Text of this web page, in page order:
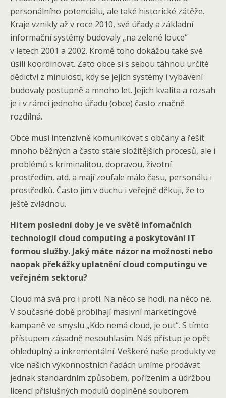
personálního potenciálu, ale také historické zátěže.
Kraje vznikly až v roce 2010, své úřady a základní
informační systémy budovaly „na zelené louce“
v letech 2001 a 2002. Kromě toho dokážou také své
úsilí koordinovat. Zato obce si s sebou táhnou určité
dědictví z minulosti, kdy se jejich systémy i vybavení
budovaly postupně a mnoho let. Jejich kvalita a rozsah
je i v rámci jednoho úřadu (obce) často značně
rozdílná.
Obce musí intenzivně komunikovat s občany a řešit
mnoho běžných a často stále složitějších procesů, ale i
problémů s kriminalitou, dopravou, životní
prostředím, atd. a mají zoufale málo času, personálu i
prostředků. Často jim v duchu i veřejně děkuji, že to
ještě zvládnou.
Hitem poslední doby je ve světě infomačních
technologií cloud computing a poskytování IT
formou služby. Jaký máte názor na možnosti nebo
naopak překážky uplatnění cloud computingu ve
veřejném sektoru?
Cloud má svá pro i proti. Na něco se hodí, na něco ne.
V současné době probíhají masivní marketingové
kampaně ve smyslu „Kdo nemá cloud, je out“. S tímto
přístupem zásadně nesouhlasím. Náš přístup je opět
ohleduplný a inkrementální. Veškeré naše produkty ve
více našich výkonnostních řadách umíme prodávat
jednak standardním způsobem, pořízením a údržbou
licencí příslušných modulů doplněné souborem